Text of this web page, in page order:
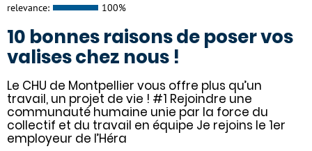
relevance: 100%
10 bonnes raisons de poser vos
valises chez nous !
Le CHU de Montpellier vous offre plus qu’un
travail, un projet de vie ! #1 Rejoindre une
communauté humaine unie par la force du
collectif et du travail en équipe Je rejoins le 1er
employeur de l’Héra